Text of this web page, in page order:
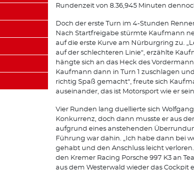
Rundenzeit von 8.36,945 Minuten
Doch der erste Turn im 4-Stunden
Nach Startfreigabe stürmte Kaufmann
auf die erste Kurve am Nürburgring zu.
auf der schlechteren Linie“, erzählte
hängte sich an das Heck des
Kaufmann dann in Turn 1 zuschlagen
richtig Spaß gemacht“, freute sich
auseinander, das ist Motorsport wie er sein
Vier Runden lang duellierte sich
Konkurrenz, doch dann musste er aus
aufgrund eines anstehenden
Führung war dahin. „Ich habe dann bei
gehabt und den Anschluss leicht
den Kremer Racing Porsche 997 K3 an
aus dem Westerwald wieder das Cockpit